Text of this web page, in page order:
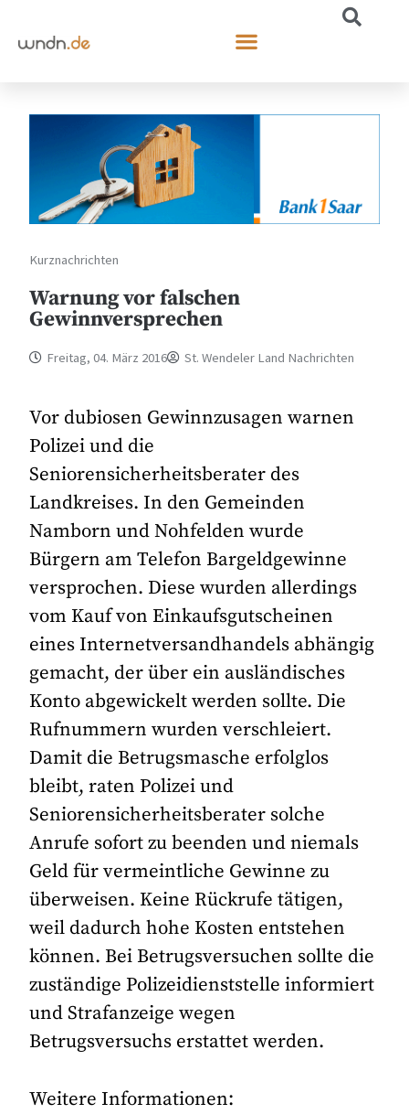
Kurznachrichten
Warnung vor falschen
Gewinnversprechen
Freitag, 04. März 2016 St. Wendeler Land Nachrichten
Vor dubiosen Gewinnzusagen warnen
Polizei und die
Seniorensicherheitsberater des
Landkreises. In den Gemeinden
Namborn und Nohfelden wurde
Bürgern am Telefon Bargeldgewinne
versprochen. Diese wurden allerdings
vom Kauf von Einkaufsgutscheinen
eines Internetversandhandels abhängig
gemacht, der über ein ausländisches
Konto abgewickelt werden sollte. Die
Rufnummern wurden verschleiert.
Damit die Betrugsmasche erfolglos
bleibt, raten Polizei und
Seniorensicherheitsberater solche
Anrufe sofort zu beenden und niemals
Geld für vermeintliche Gewinne zu
überweisen. Keine Rückrufe tätigen,
weil dadurch hohe Kosten entstehen
können. Bei Betrugsversuchen sollte die
zuständige Polizeidienststelle informiert
und Strafanzeige wegen
Betrugsversuchs erstattet werden.
Weitere Informationen: